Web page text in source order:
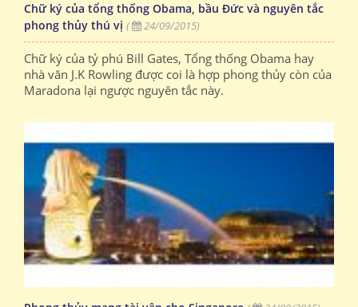
Chữ ký của tổng thống Obama, bầu Đức và nguyên tắc
phong thủy thú vị ( 24/09/2015)
Chữ ký của tỷ phú Bill Gates, Tổng thống Obama hay
nhà văn J.K Rowling được coi là hợp phong thủy còn của
Maradona lại ngược nguyên tắc này.